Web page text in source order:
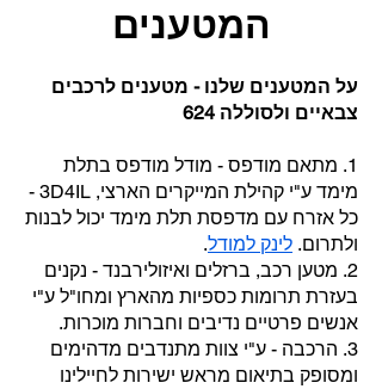
המטענים
על המטענים שלנו - מטענים לרכבים
צבאיים ולסוללה 624
1. מתאם מודפס - מודל מודפס בתלת
מימד ע"י קהילת המייקרים הארצי, 3D4IL -
כל אזרח עם מדפסת תלת מימד יכול לבנות
ולתרום. לינק למודל.
2. מטען רכב, ברזלים ואיזולירבנד - נקנים
בעזרת תרומות כספיות מהארץ ומחו"ל ע"י
אנשים פרטיים נדיבים וחברות מוכרות.
3. הרכבה - ע"י צוות מתנדבים מדהימים
ומסופק בתיאום מראש ישירות לחיילינו